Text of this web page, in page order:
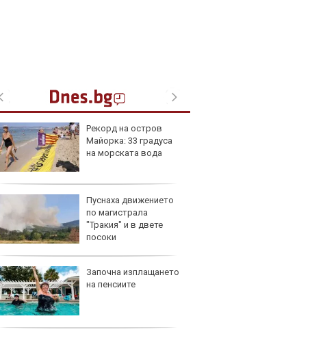
Рекорд на остров
Майорка: 33 градуса
на морската вода
Пуснаха движението
по магистрала
"Тракия" и в двете
посоки
Започна изплащането
на пенсиите